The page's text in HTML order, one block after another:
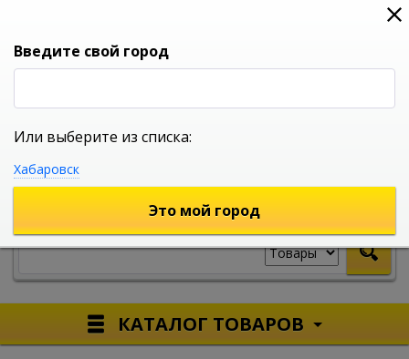
0
УНИВЕРСАЛЬНЫЙ ИНТЕРНЕТ МАГАЗИН
КАТАЛОГ ТОВАРОВ
Введите свой город
Или выберите из списка:
Хабаровск
Это мой город